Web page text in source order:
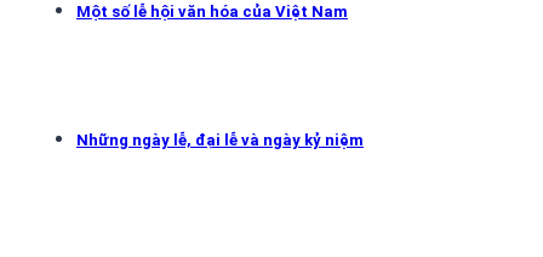
Một số lễ hội văn hóa của Việt Nam
Những ngày lễ, đại lễ và ngày kỷ niệm